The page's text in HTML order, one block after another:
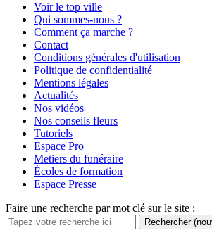
Voir le top ville
Qui sommes-nous ?
Comment ça marche ?
Contact
Conditions générales d'utilisation
Politique de confidentialité
Mentions légales
Actualités
Nos vidéos
Nos conseils fleurs
Tutoriels
Espace Pro
Metiers du funéraire
Écoles de formation
Espace Presse
Faire une recherche par mot clé sur le site :
Rechercher